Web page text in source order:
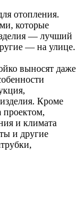
отопления.
которые
— лучший
— на улице.
выносят даже
Кроме
проектом,
и климата
и другие